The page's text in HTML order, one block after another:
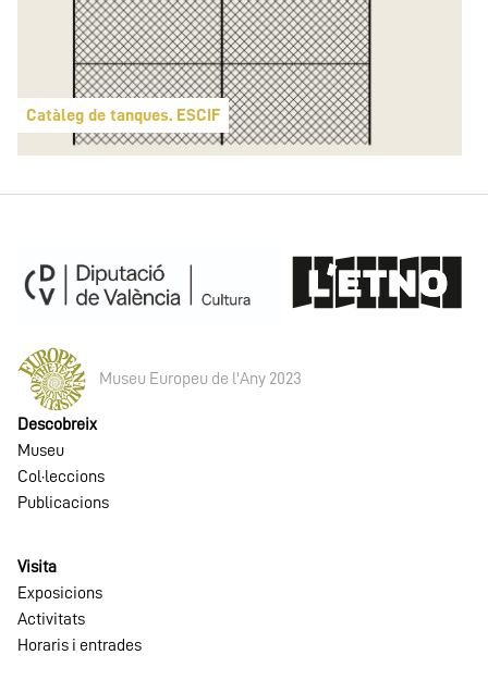
Catàleg de tanques. ESCIF
Museu Europeu de l'Any 2023
Descobreix
Museu
Col·leccions
Publicacions
Visita
Exposicions
Activitats
Horaris i entrades